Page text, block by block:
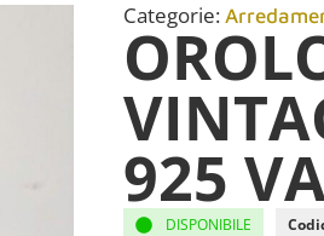
Categorie:
925
DISPONIBILE